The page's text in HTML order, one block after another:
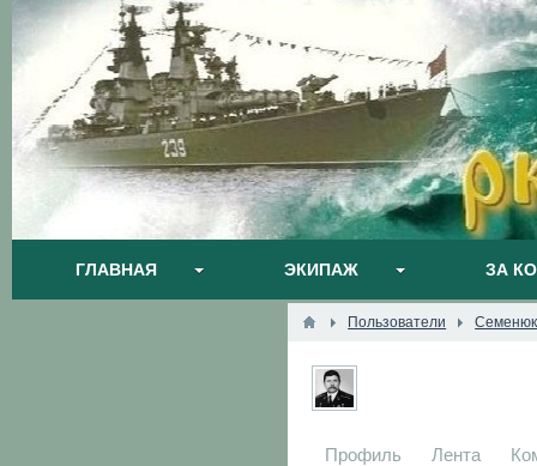
ГЛАВНАЯ ЭКИПАЖ ЗА
Пользователи
Профиль Лента